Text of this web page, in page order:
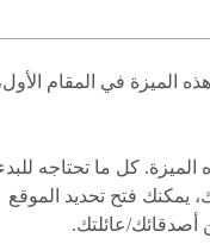
الميزة في المقام
كل ما تحتاجه
يمكنك فتح تحديد الموقع
عائلتك.